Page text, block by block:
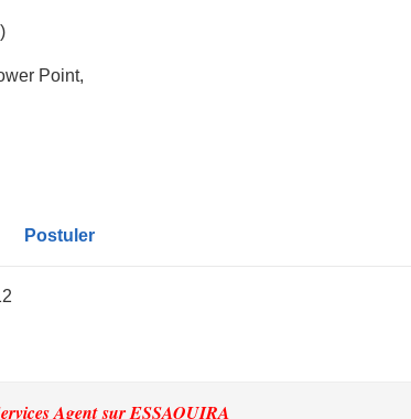
Point,
Postuler
Agentsur ESSAOUIRA